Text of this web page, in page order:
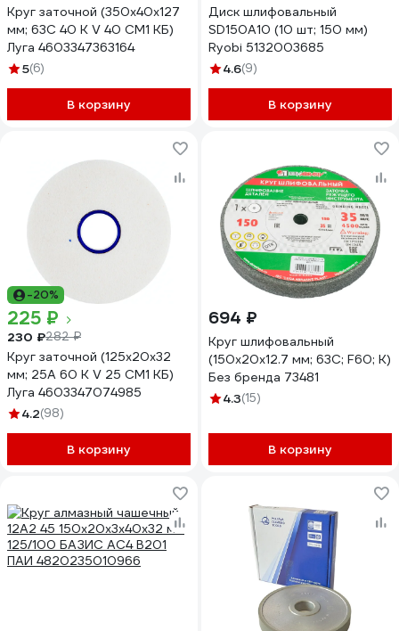
Круг заточной (350х40х127
мм; 63С 40 K V 40 СМ1 КБ)
Луга 4603347363164
5(6)
В корзину
Диск шлифовальный
SD150A10 (10 шт; 150 мм)
Ryobi 5132003685
4.6(9)
В корзину
-20%
225 ₽
230 ₽282 ₽
Круг заточной (125х20х32
мм; 25А 60 K V 25 СМ1 КБ)
Луга 4603347074985
4.2(98)
В корзину
694 ₽
Круг шлифовальный
(150х20х12.7 мм; 63С; F60; K)
Без бренда 73481
4.3(15)
В корзину